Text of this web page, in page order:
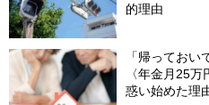
的理由
「帰ってお
〈年金月25
惑い始めた理